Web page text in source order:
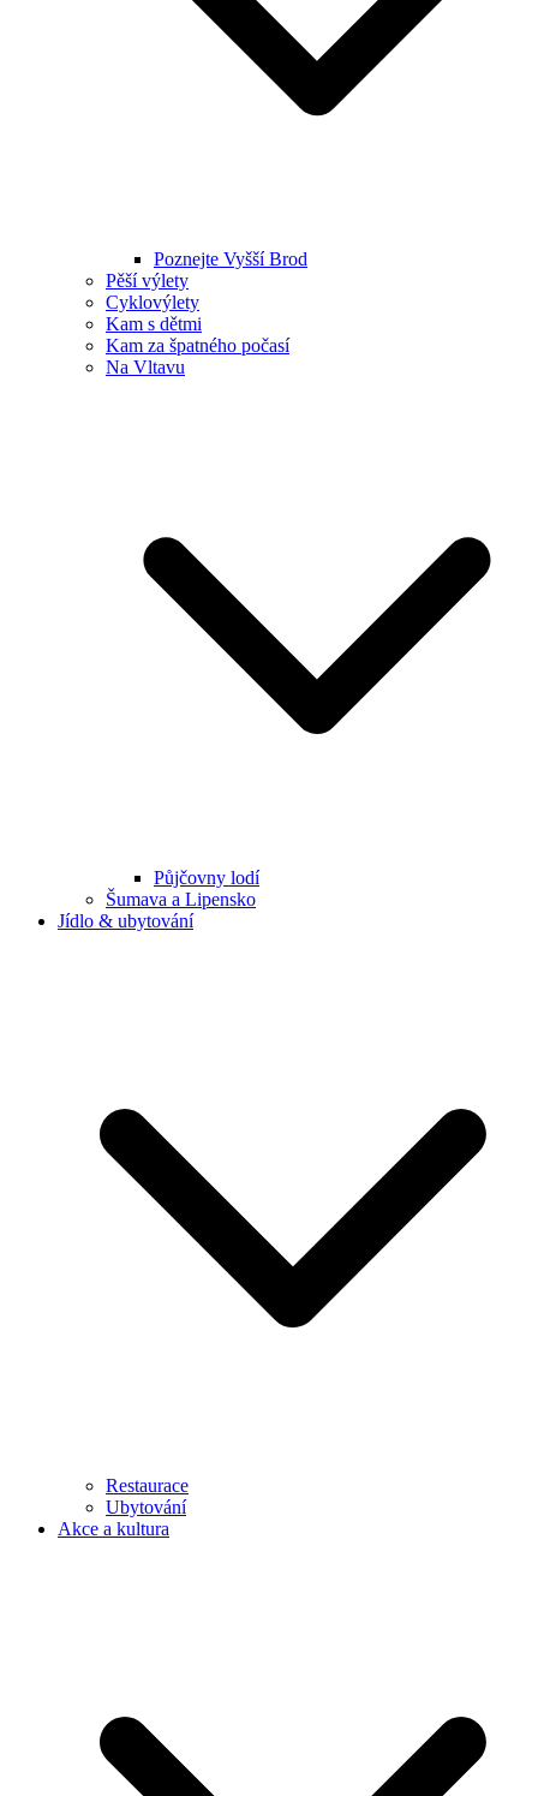
Poznejte Vyšší Brod
Pěší výlety
Cyklovýlety
Kam s dětmi
Kam za špatného počasí
Na Vltavu
Půjčovny lodí
Šumava a Lipensko
Jídlo & ubytování
Restaurace
Ubytování
Akce a kultura